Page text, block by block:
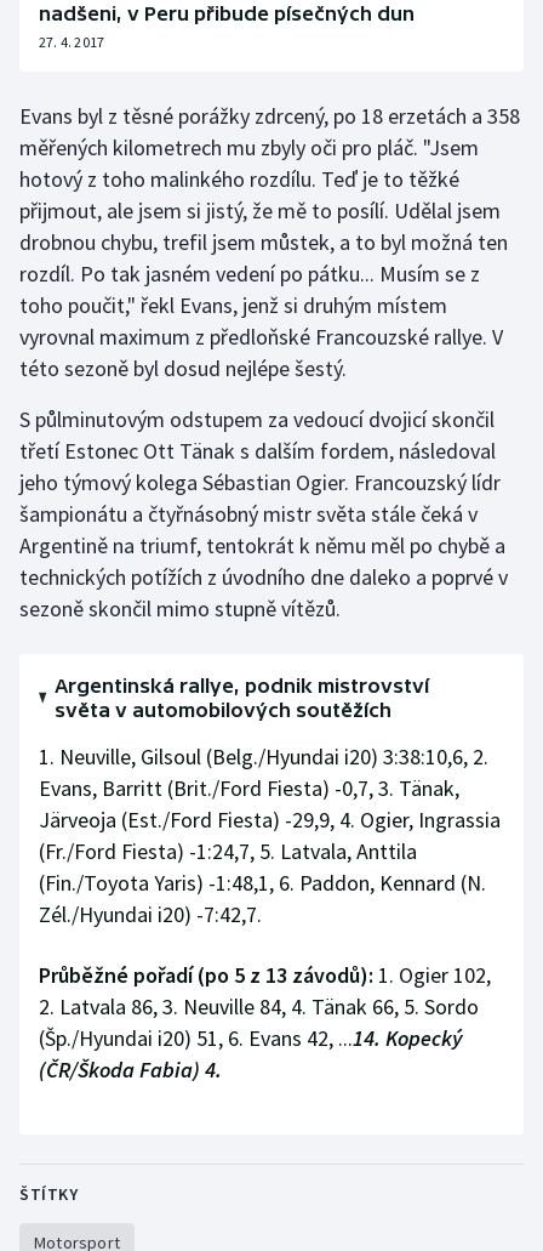
Short track
Stolní tenis
Triatlon
Veslování
Vodní slalom
Volejbal
Ostatní
nadšeni, v Peru přibude písečných dun
27. 4. 2017
Evans byl z těsné porážky zdrcený, po 18 erzetách a 358
měřených kilometrech mu zbyly oči pro pláč. "Jsem
hotový z toho malinkého rozdílu. Teď je to těžké
přijmout, ale jsem si jistý, že mě to posílí. Udělal jsem
drobnou chybu, trefil jsem můstek, a to byl možná ten
rozdíl. Po tak jasném vedení po pátku... Musím se z
toho poučit," řekl Evans, jenž si druhým místem
vyrovnal maximum z předloňské Francouzské rallye. V
této sezoně byl dosud nejlépe šestý.
S půlminutovým odstupem za vedoucí dvojicí skončil
třetí Estonec Ott Tänak s dalším fordem, následoval
jeho týmový kolega Sébastian Ogier. Francouzský lídr
šampionátu a čtyřnásobný mistr světa stále čeká v
Argentině na triumf, tentokrát k němu měl po chybě a
technických potížích z úvodního dne daleko a poprvé v
sezoně skončil mimo stupně vítězů.
Argentinská rallye, podnik mistrovství
světa v automobilových soutěžích
1. Neuville, Gilsoul (Belg./Hyundai i20) 3:38:10,6, 2.
Evans, Barritt (Brit./Ford Fiesta) -0,7, 3. Tänak,
Järveoja (Est./Ford Fiesta) -29,9, 4. Ogier, Ingrassia
(Fr./Ford Fiesta) -1:24,7, 5. Latvala, Anttila
(Fin./Toyota Yaris) -1:48,1, 6. Paddon, Kennard (N.
Zél./Hyundai i20) -7:42,7.
Průběžné pořadí (po 5 z 13 závodů): 1. Ogier 102,
2. Latvala 86, 3. Neuville 84, 4. Tänak 66, 5. Sordo
(Šp./Hyundai i20) 51, 6. Evans 42, ...14. Kopecký
(ČR/Škoda Fabia) 4.
ŠTÍTKY
Motorsport